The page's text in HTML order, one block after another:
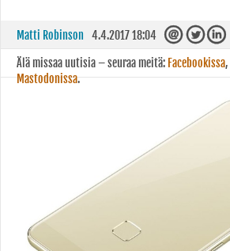
Matti Robinson 4.4.2017 18:04
Älä missaa uutisia – seuraa meitä: Facebookissa,
Mastodonissa.